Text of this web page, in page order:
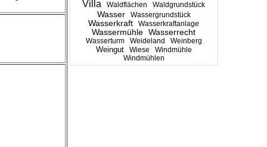
Villa Waldflächen Waldgrundstück
Wasser Wassergrundstück
Wasserkraft Wasserkraftanlage
Wassermühle Wasserrecht
Wasserturm Weideland Weinberg
Weingut Wiese
Windmühle
Windmühlen